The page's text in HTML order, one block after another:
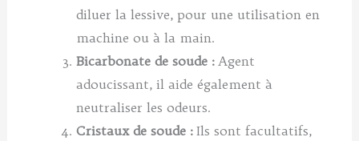
diluer la lessive, pour une utilisation en
machine ou à la main.
Bicarbonate de soude : Agent
adoucissant, il aide également à
neutraliser les odeurs.
Cristaux de soude : Ils sont facultatifs,